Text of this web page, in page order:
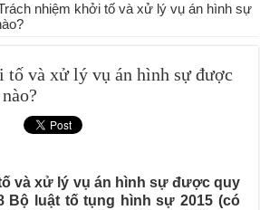
nhiệm khởi tố và xử lý vụ án hình sự
tố và xử lý vụ án hình sự được
và xử lý vụ án hình sự được quy
Bộ luật tố tụng hình sự 2015 (có